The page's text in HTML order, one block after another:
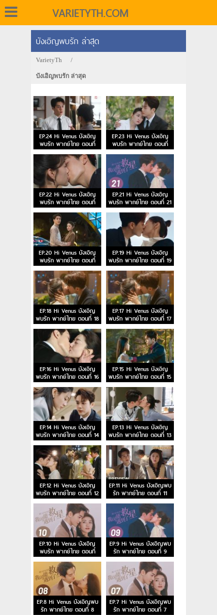
VARIETYTH.COM
บังเอิญพบรัก ล่าสุด
VarietyTh /
บังเอิญพบรัก ล่าสุด
EP.24 Hi Venus บังเอิญ
พบรัก พากย์ไทย ตอนที่
24
EP.23 Hi Venus บังเอิญ
พบรัก พากย์ไทย ตอนที่
23
EP.22 Hi Venus บังเอิญ
พบรัก พากย์ไทย ตอนที่
22
EP.21 Hi Venus บังเอิญ
พบรัก พากย์ไทย ตอนที่ 21
EP.20 Hi Venus บังเอิญ
พบรัก พากย์ไทย ตอนที่
20
EP.19 Hi Venus บังเอิญ
พบรัก พากย์ไทย ตอนที่ 19
EP.18 Hi Venus บังเอิญ
พบรัก พากย์ไทย ตอนที่ 18
EP.17 Hi Venus บังเอิญ
พบรัก พากย์ไทย ตอนที่ 17
EP.16 Hi Venus บังเอิญ
พบรัก พากย์ไทย ตอนที่ 16
EP.15 Hi Venus บังเอิญ
พบรัก พากย์ไทย ตอนที่ 15
EP.14 Hi Venus บังเอิญ
พบรัก พากย์ไทย ตอนที่ 14
EP.13 Hi Venus บังเอิญ
พบรัก พากย์ไทย ตอนที่ 13
EP.12 Hi Venus บังเอิญ
พบรัก พากย์ไทย ตอนที่ 12
EP.11 Hi Venus บังเอิญพบ
รัก พากย์ไทย ตอนที่ 11
EP.10 Hi Venus บังเอิญ
พบรัก พากย์ไทย ตอนที่
10
EP.9 Hi Venus บังเอิญพบ
รัก พากย์ไทย ตอนที่ 9
EP.8 Hi Venus บังเอิญพบ
รัก พากย์ไทย ตอนที่ 8
EP.7 Hi Venus บังเอิญพบ
รัก พากย์ไทย ตอนที่ 7